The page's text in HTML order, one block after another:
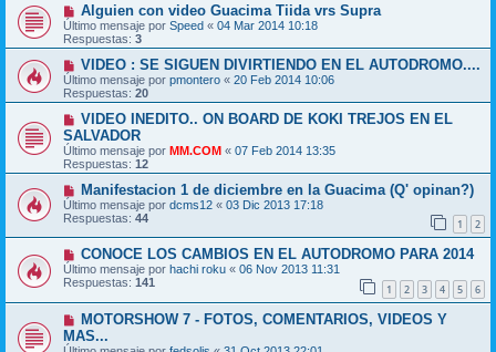
Alguien con video Guacima Tiida vrs Supra
Último mensaje por Speed « 04 Mar 2014 10:18
Respuestas: 3
VIDEO : SE SIGUEN DIVIRTIENDO EN EL AUTODROMO....
Último mensaje por pmontero « 20 Feb 2014 10:06
Respuestas: 20
VIDEO INEDITO.. ON BOARD DE KOKI TREJOS EN EL
SALVADOR
Último mensaje por MM.COM « 07 Feb 2014 13:35
Respuestas: 12
Manifestacion 1 de diciembre en la Guacima (Q' opinan?)
Último mensaje por dcms12 « 03 Dic 2013 17:18
Respuestas: 44 1 2
CONOCE LOS CAMBIOS EN EL AUTODROMO PARA 2014
Último mensaje por hachi roku « 06 Nov 2013 11:31
Respuestas: 141 1 2 3 4 5 6
MOTORSHOW 7 - FOTOS, COMENTARIOS, VIDEOS Y
MAS...